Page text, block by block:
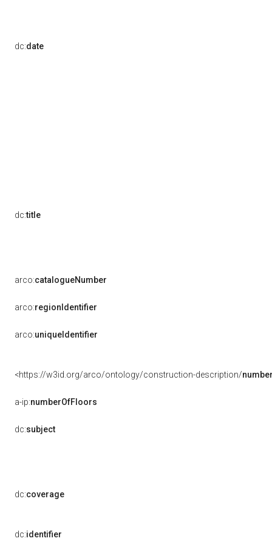
dc:date
dc:title
arco:catalogueNumber
arco:regionIdentifier
arco:uniqueIdentifier
<https://w3id.org/arco/ontology/construction-description/
a-ip:numberOfFloors
dc:subject
dc:coverage
dc:identifier